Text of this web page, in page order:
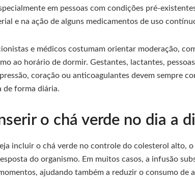
em pessoas com condições pré-
e na ação de alguns medicamentos de uso
e médicos costumam orientar moderação,
ao horário de dormir. Gestantes, lactantes,
coração ou anticoagulantes devem sempre
de forma diária.
o chá verde no dia a
incluir o chá verde no controle do colesterol alto,
do organismo. Em muitos casos, a infusão
ajudando também a reduzir o consumo de